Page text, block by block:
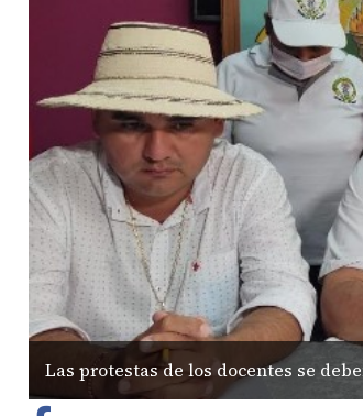
Las protestas de los docentes se